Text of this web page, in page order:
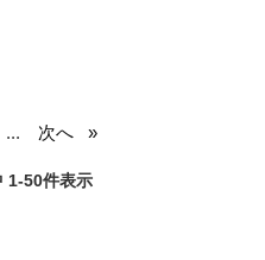
... 次へ
1-50件表示